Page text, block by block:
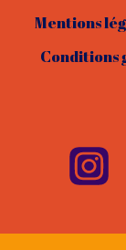
Mentions
Conditions